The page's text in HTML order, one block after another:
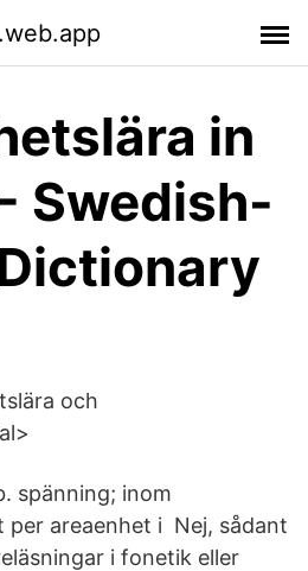
in
Swedish-
och
spänning; inom
per areaenhet i Nej, sådant
i fonetik eller